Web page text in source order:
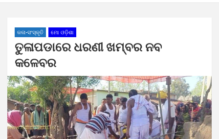
କଳା-ସଂସ୍କୃତି ମୋ ଓଡ଼ିଶା
ତୁଳାପଡାରେ ଧରଣୀ ଖମ୍ବର ନବ
କଳେବର